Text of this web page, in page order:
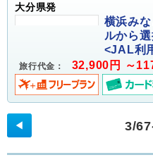
大分県発
横浜み
ルから
<JAL利
旅行代金： 32,900円 ～
3/
◀